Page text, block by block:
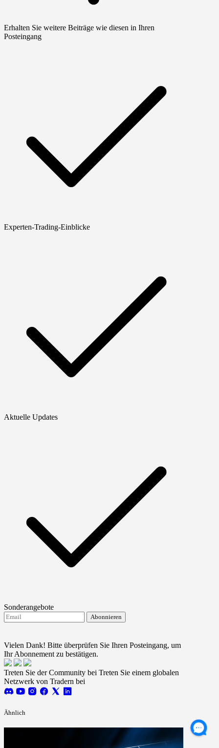
Erhalten Sie weitere Beiträge wie diesen in Ihren
Posteingang
Experten-Trading-Einblicke
Aktuelle Updates
Sonderangebote
Abonnieren
Vielen Dank! Bitte überprüfen Sie Ihren Posteingang, um
Ihr Abonnement zu bestätigen.
Treten Sie der Community bei Treten Sie einem globalen
Netzwerk von Tradern bei
Ähnlich